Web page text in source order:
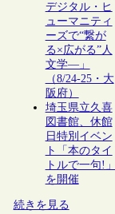
デジタル・ヒ
ューマニティ
ーズで“繋が
る×広がる”人
文学―」
（8/24-25・大
阪府）
埼玉県立久喜
図書館、休館
日特別イベン
ト「本のタイ
トルで一句!」
を開催
続きを見る